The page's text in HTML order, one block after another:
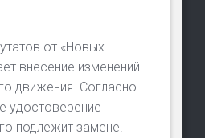
от «Новых
внесение изменений
движения. Согласно
удостоверение
подлежит замене.